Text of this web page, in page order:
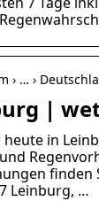
› … ›
|
in
finden
Leinburg, …